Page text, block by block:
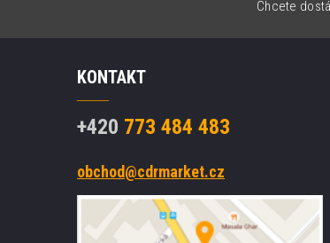
Chcete
KONTAKT
+420 773 484 483
obchod@cdrmarket.cz